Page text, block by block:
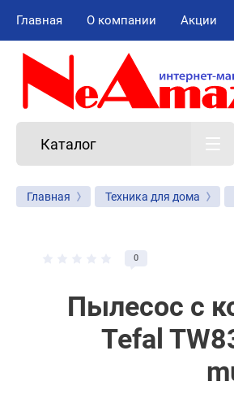
Главная О компании Акции
Каталог
Главная Техника для дома
0
Пылесос с
Tefal